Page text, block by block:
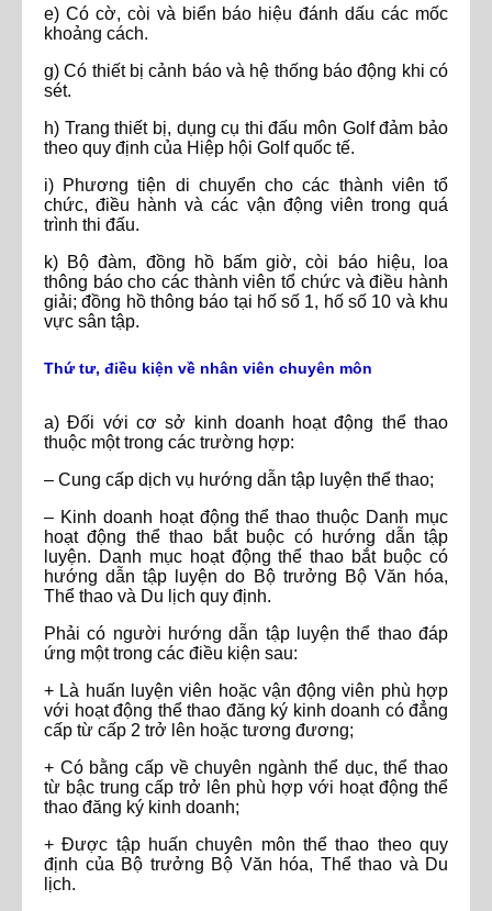
e) Có cờ, còi và biển báo hiệu đánh dấu các mốc
khoảng cách.
g) Có thiết bị cảnh báo và hệ thống báo động khi có
sét.
h) Trang thiết bị, dụng cụ thi đấu môn Golf đảm bảo
theo quy định của Hiệp hội Golf quốc tế.
i) Phương tiện di chuyển cho các thành viên tổ
chức, điều hành và các vận động viên trong quá
trình thi đấu.
k) Bộ đàm, đồng hồ bấm giờ, còi báo hiệu, loa
thông báo cho các thành viên tổ chức và điều hành
giải; đồng hồ thông báo tại hố số 1, hố số 10 và khu
vực sân tập.
Thứ tư, điều kiện về nhân viên chuyên môn
a) Đối với cơ sở kinh doanh hoạt động thể thao
thuộc một trong các trường hợp:
– Cung cấp dịch vụ hướng dẫn tập luyện thể thao;
– Kinh doanh hoạt động thể thao thuộc Danh mục
hoạt động thể thao bắt buộc có hướng dẫn tập
luyện. Danh mục hoạt động thể thao bắt buộc có
hướng dẫn tập luyện do Bộ trưởng Bộ Văn hóa,
Thể thao và Du lịch quy định.
Phải có người hướng dẫn tập luyện thể thao đáp
ứng một trong các điều kiện sau:
+ Là huấn luyện viên hoặc vận động viên phù hợp
với hoạt động thể thao đăng ký kinh doanh có đẳng
cấp từ cấp 2 trở lên hoặc tương đương;
+ Có bằng cấp về chuyên ngành thể dục, thể thao
từ bậc trung cấp trở lên phù hợp với hoạt động thể
thao đăng ký kinh doanh;
+ Được tập huấn chuyên môn thể thao theo quy
định của Bộ trưởng Bộ Văn hóa, Thể thao và Du
lịch.